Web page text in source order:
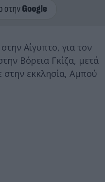
Αίγυπτο, για τον
Βόρεια Γκίζα, μετά
εκκλησία, Αμπού